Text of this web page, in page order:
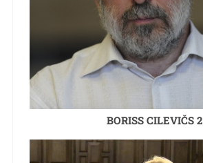
BORISS CILEVIČS 2